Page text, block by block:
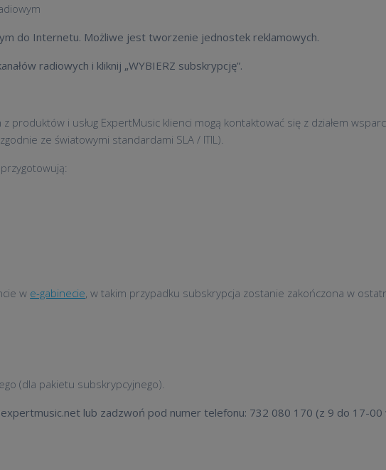
do Internetu. Możliwe jest tworzenie jednostek reklamowych.
radiowych i kliknij „WYBIERZ subskrypcję”.
produktów i usług ExpertMusic klienci mogą kontaktować się z działem
ze światowymi standardami SLA / ITIL).
w e-gabinecie, w takim przypadku subskrypcja zostanie zakończona w
(dla pakietu subskrypcyjnego).
lub zadzwoń pod numer telefonu: 732 080 170 (z 9 do 17-00